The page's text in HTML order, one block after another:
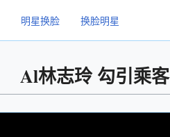
明星换脸 换脸明星
Al林志玲 勾引乘客